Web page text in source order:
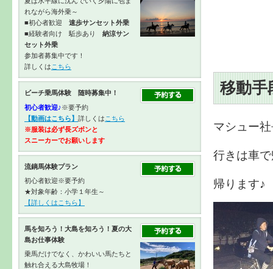
移動手
マシュー
行きは車
帰ります♪
れながら海外乗～
■初心者歓迎 速歩サンセット外乗
■経験者向け 駈歩あり 納涼サン
セット外乗
参加者募集中です！
詳しくは こちら
ビーチ乗馬体験 随時募集中！
初心者歓迎♪※要予約
【動画はこちら】 詳しくは こちら
※服装は必ず長ズボンと
スニーカーでお願いします
流鏑馬体験プラン
初心者歓迎※要予約
★対象年齢：小学１年生～
【詳しくはこちら】
馬を知ろう！大島を知ろう！夏の大
島お仕事体験
乗馬だけでなく、かわいい馬たちと
触れ合える大島牧場！